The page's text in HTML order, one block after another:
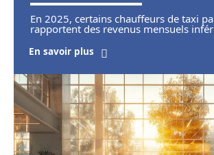
En 2025, certains chauffeurs de taxi
rapportent des revenus mensuels
En savoir plus